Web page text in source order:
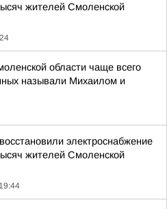
жителей Смоленской
области чаще всего
называли Михаилом и
электроснабжение
жителей Смоленской